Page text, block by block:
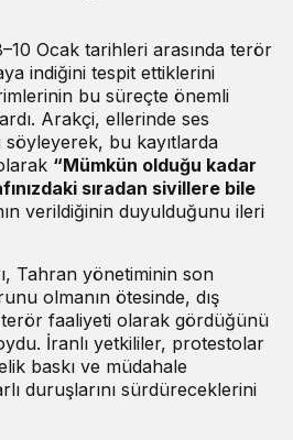
Ocak tarihleri arasında terör
indiğini tespit ettiklerini
bu süreçte önemli
Arakçi, ellerinde ses
söyleyerek, bu kayıtlarda
“Mümkün olduğu kadar
sıradan sivillere bile
verildiğinin duyulduğunu ileri
Tahran yönetiminin son
olmanın ötesinde, dış
terör faaliyeti olarak gördüğünü
İranlı yetkililer, protestolar
baskı ve müdahale
duruşlarını sürdüreceklerini